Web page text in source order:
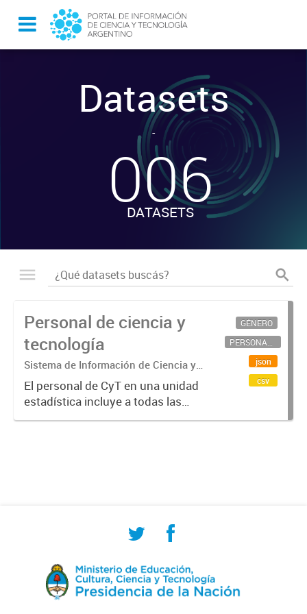
Datasets
-
006
DATASETS
Personal de ciencia y
tecnología
Sistema de Información de Ciencia y
Tecnología Argentino (SICYTAR)
El personal de CyT en una unidad
estadística incluye a todas las
personas involucradas
GÉNERO
PERSONAL CIENTÍFICO-TECNOLÓGICO
json
csv